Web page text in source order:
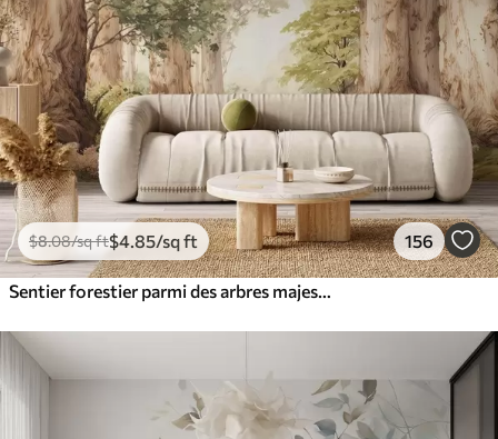
$8.08/sq ft$4 .85/sq ft 156